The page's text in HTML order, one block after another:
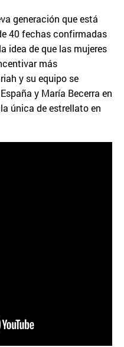
generación que está
40 fechas confirmadas
idea de que las mujeres
más
y su equipo se
y María Becerra en
única de estrellato en